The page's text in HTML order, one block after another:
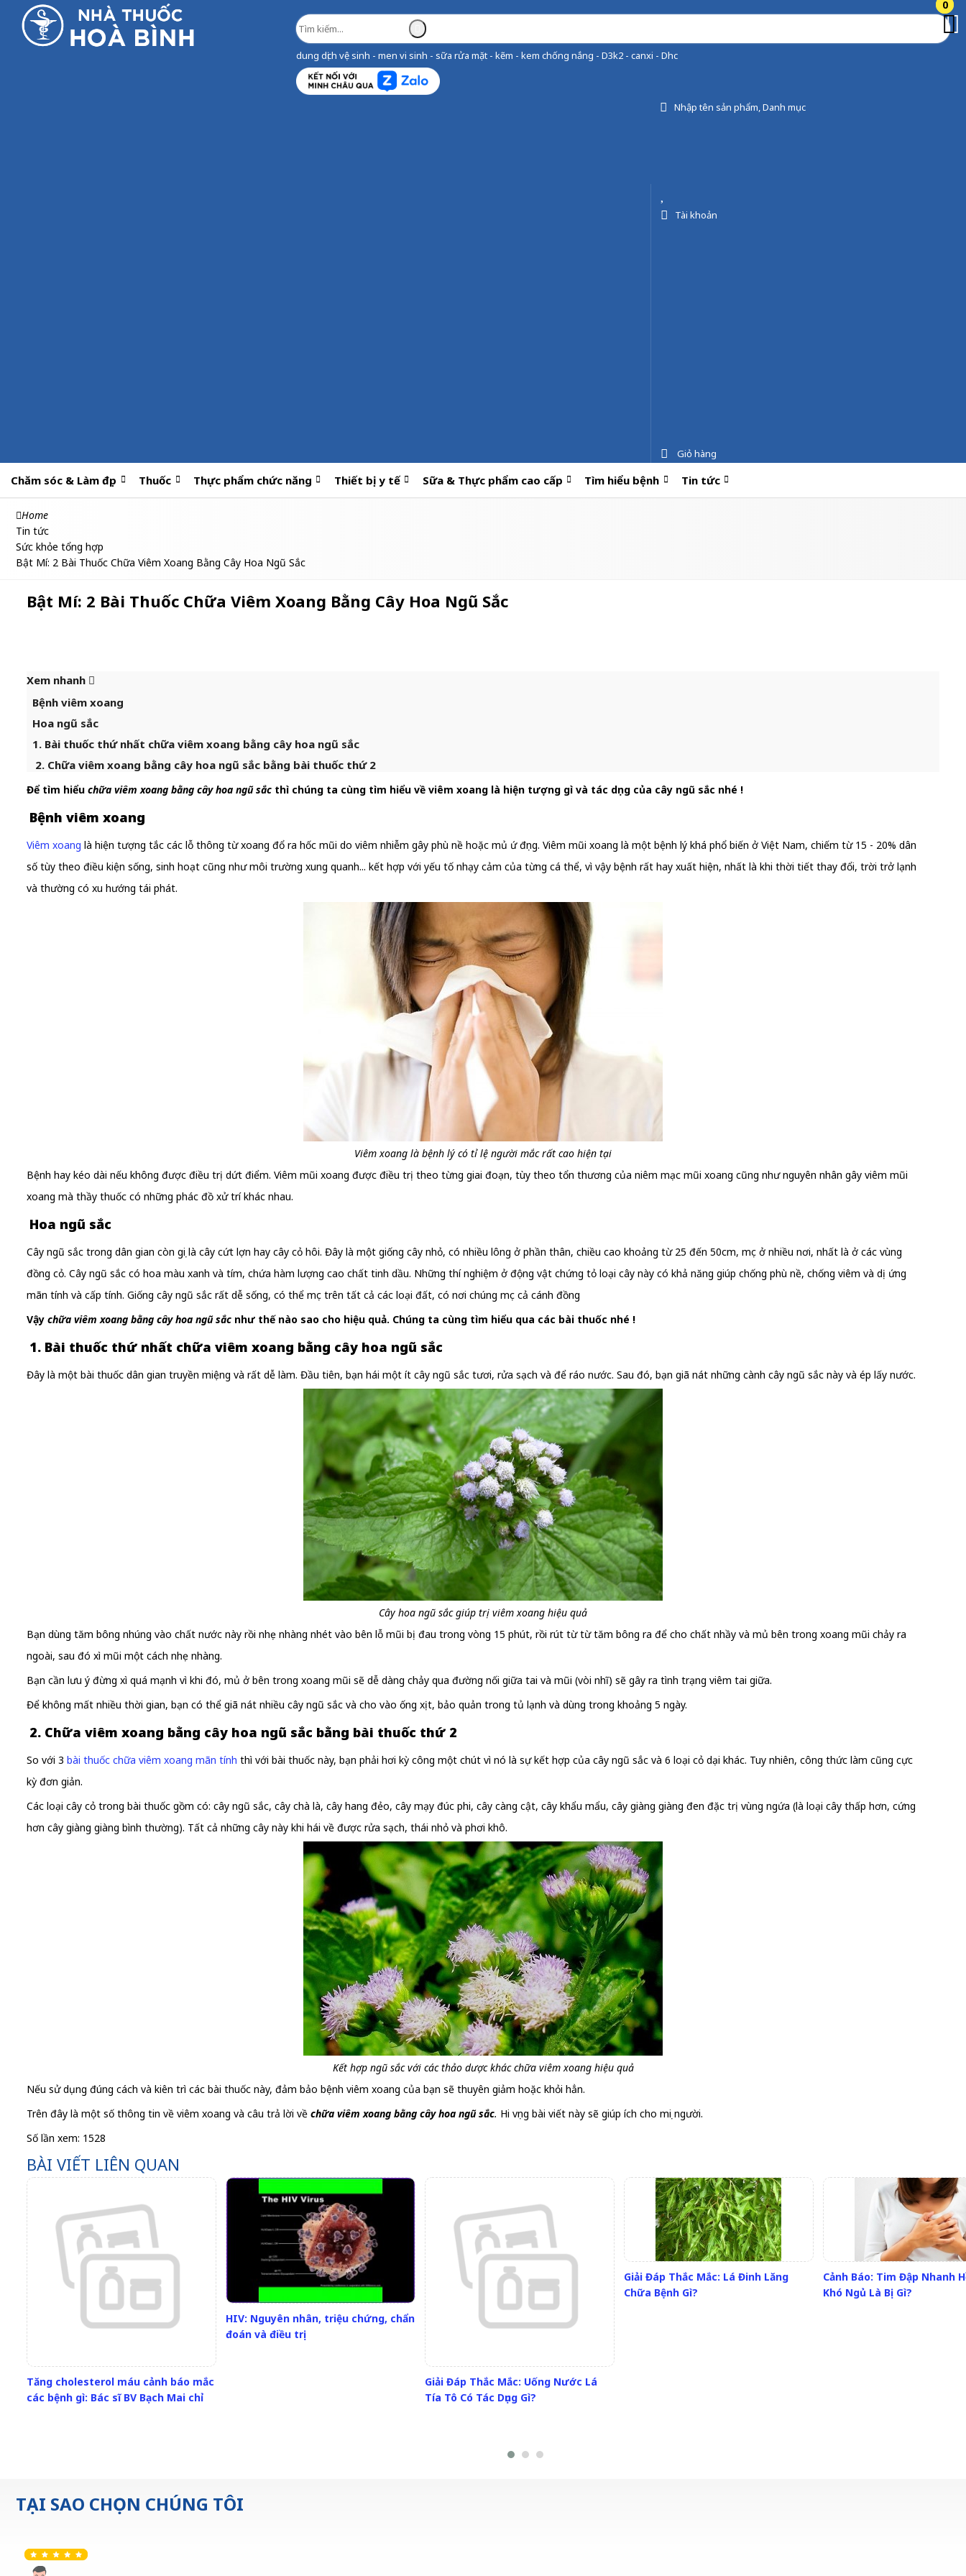
dung dịch vệ sinh - men vi sinh - sữa rửa mặt - kẽm - kem chống nắng - D3k2 - canxi - Dhc
Nhập tên sản phẩm, Danh mục
0
Tài khoản
0
Giỏ hàng
Chăm sóc & Làm đẹp Thuốc Thực phẩm chức năng Thiết bị y tế Sữa & Thực phẩm cao cấp Tìm hiểu bệnh Tin tức
Home
Tin tức
Sức khỏe tổng hợp
Bật Mí: 2 Bài Thuốc Chữa Viêm Xoang Bằng Cây Hoa Ngũ Sắc
Bật Mí: 2 Bài Thuốc Chữa Viêm Xoang Bằng Cây Hoa Ngũ Sắc
Xem nhanh
Bệnh viêm xoang
Hoa ngũ sắc
1. Bài thuốc thứ nhất chữa viêm xoang bằng cây hoa ngũ sắc
2. Chữa viêm xoang bằng cây hoa ngũ sắc bằng bài thuốc thứ 2
Để tìm hiểu chữa viêm xoang bằng cây hoa ngũ sắc thì chúng ta cùng tìm hiểu về viêm xoang là hiện tượng gì và tác dụng của cây ngũ sắc nhé !
Bệnh viêm xoang
Viêm xoang là hiện tượng tắc các lỗ thông từ xoang đổ ra hốc mũi do viêm nhiễm gây phù nề hoặc mủ ứ đọng. Viêm mũi xoang là một bệnh lý khá phổ biến ở Việt Nam, chiếm từ 15 - 20% dân
số tùy theo điều kiện sống, sinh hoạt cũng như môi trường xung quanh... kết hợp với yếu tố nhạy cảm của từng cá thể, vì vậy bệnh rất hay xuất hiện, nhất là khi thời tiết thay đổi, trời trở lạnh
và thường có xu hướng tái phát.
Viêm xoang là bệnh lý có tỉ lệ người mắc rất cao hiện tại
Bệnh hay kéo dài nếu không được điều trị dứt điểm. Viêm mũi xoang được điều trị theo từng giai đoạn, tùy theo tổn thương của niêm mạc mũi xoang cũng như nguyên nhân gây viêm mũi
xoang mà thầy thuốc có những phác đồ xử trí khác nhau.
Hoa ngũ sắc
Cây ngũ sắc trong dân gian còn gọi là cây cứt lợn hay cây cỏ hôi. Đây là một giống cây nhỏ, có nhiều lông ở phần thân, chiều cao khoảng từ 25 đến 50cm, mọc ở nhiều nơi, nhất là ở các vùng
đồng cỏ. Cây ngũ sắc có hoa màu xanh và tím, chứa hàm lượng cao chất tinh dầu. Những thí nghiệm ở động vật chứng tỏ loại cây này có khả năng giúp chống phù nề, chống viêm và dị ứng
mãn tính và cấp tính. Giống cây ngũ sắc rất dễ sống, có thể mọc trên tất cả các loại đất, có nơi chúng mọc cả cánh đồng
Vậy chữa viêm xoang bằng cây hoa ngũ sắc như thế nào sao cho hiệu quả. Chúng ta cùng tìm hiểu qua các bài thuốc nhé !
1. Bài thuốc thứ nhất chữa viêm xoang bằng cây hoa ngũ sắc
Đây là một bài thuốc dân gian truyền miệng và rất dễ làm. Đầu tiên, bạn hái một ít cây ngũ sắc tươi, rửa sạch và để ráo nước. Sau đó, bạn giã nát những cành cây ngũ sắc này và ép lấy nước.
Cây hoa ngũ sắc giúp trị viêm xoang hiệu quả
Bạn dùng tăm bông nhúng vào chất nước này rồi nhẹ nhàng nhét vào bên lỗ mũi bị đau trong vòng 15 phút, rồi rút từ từ tăm bông ra để cho chất nhầy và mủ bên trong xoang mũi chảy ra
ngoài, sau đó xì mũi một cách nhẹ nhàng.
Bạn cần lưu ý đừng xì quá mạnh vì khi đó, mủ ở bên trong xoang mũi sẽ dễ dàng chảy qua đường nối giữa tai và mũi (vòi nhĩ) sẽ gây ra tình trạng viêm tai giữa.
Để không mất nhiều thời gian, bạn có thể giã nát nhiều cây ngũ sắc và cho vào ống xịt, bảo quản trong tủ lạnh và dùng trong khoảng 5 ngày.
2. Chữa viêm xoang bằng cây hoa ngũ sắc bằng bài thuốc thứ 2
So với 3 bài thuốc chữa viêm xoang mãn tính thì với bài thuốc này, bạn phải hơi kỳ công một chút vì nó là sự kết hợp của cây ngũ sắc và 6 loại cỏ dại khác. Tuy nhiên, công thức làm cũng cực
kỳ đơn giản.
Các loại cây cỏ trong bài thuốc gồm có: cây ngũ sắc, cây chà là, cây hang đẻo, cây mạy đúc phi, cây càng cật, cây khẩu mẩu, cây giàng giàng đen đặc trị vùng ngứa (là loại cây thấp hơn, cứng
hơn cây giàng giàng bình thường). Tất cả những cây này khi hái về được rửa sạch, thái nhỏ và phơi khô.
Kết hợp ngũ sắc với các thảo dược khác chữa viêm xoang hiệu quả
Nếu sử dụng đúng cách và kiên trì các bài thuốc này, đảm bảo bệnh viêm xoang của bạn sẽ thuyên giảm hoặc khỏi hẳn.
Trên đây là một số thông tin về viêm xoang và câu trả lời về chữa viêm xoang bằng cây hoa ngũ sắc. Hi vọng bài viết này sẽ giúp ích cho mọi người.
Số lần xem: 1528
BÀI VIẾT LIÊN QUAN
Tăng cholesterol máu cảnh báo mắc
các bệnh gì: Bác sĩ BV Bạch Mai chỉ
HIV: Nguyên nhân, triệu chứng, chẩn
đoán và điều trị
Giải Đáp Thắc Mắc: Uống Nước Lá
Tía Tô Có Tác Dụng Gì?
Giải Đáp Thắc Mắc: Lá Đinh Lăng
Chữa Bệnh Gì?
Cảnh Báo: Tim Đập Nhanh
Khó Ngủ Là Bị Gì?
TẠI SAO CHỌN CHÚNG TÔI